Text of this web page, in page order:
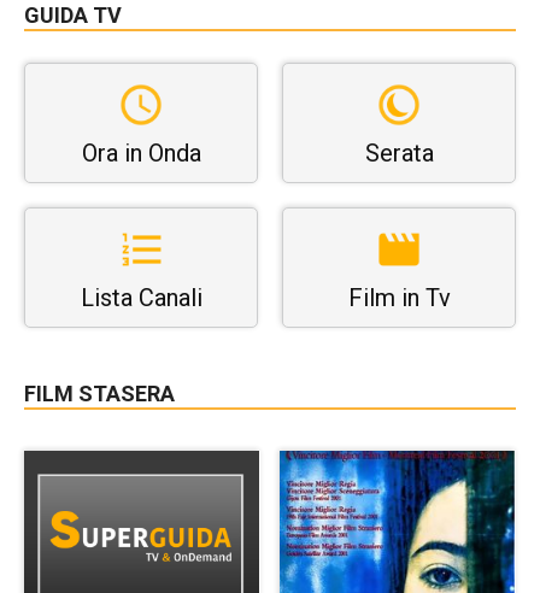
GUIDA TV
Ora in Onda Serata
Lista Canali Film in Tv
FILM STASERA